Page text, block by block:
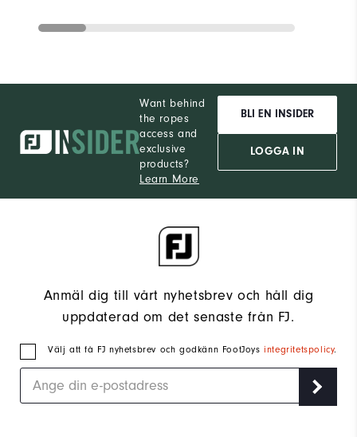
Want behind
the ropes
access and
exclusive
products?
Learn More
BLI EN INSIDER
LOGGA IN
Anmäl dig till vårt nyhetsbrev och håll dig
uppdaterad om det senaste från FJ.
Välj att få FJ nyhetsbrev och godkänn FootJoysintegritetspolicy.